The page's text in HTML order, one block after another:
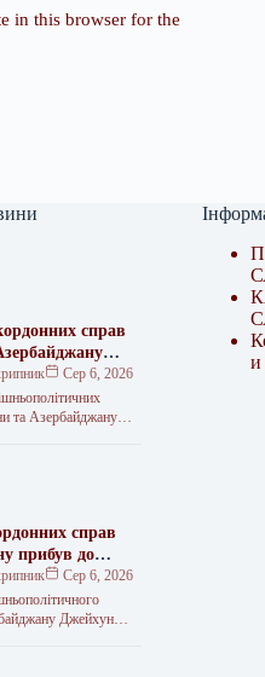
in this browser for the
справ
загиблих
Сер 6, 2026
та Азербайджану
поклавши квіти до
інформує МЗС
справ
прибув до
Сер 6, 2026
Джейхун
и